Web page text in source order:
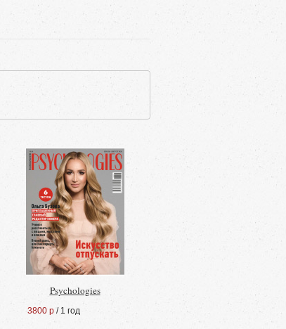
Psychologies
3800 р / 1 год